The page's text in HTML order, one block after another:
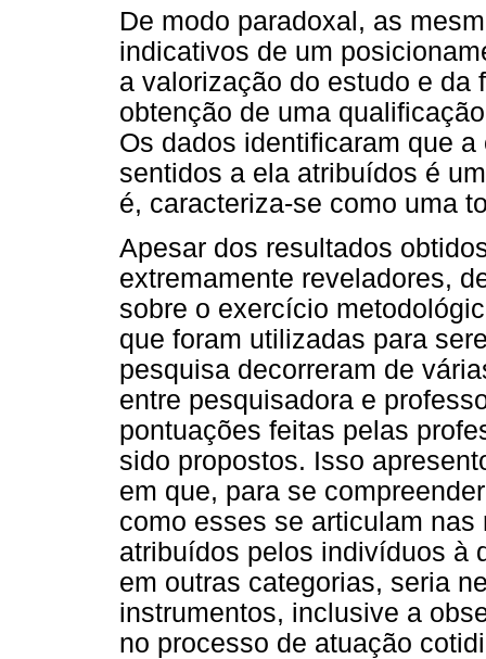
De modo paradoxal, as
indicativos de um
a valorização do estudo e da
obtenção de uma
Os dados identificaram que
sentidos a ela atribuídos é
é, caracteriza-se como uma
Apesar dos resultados
extremamente reveladores,
sobre o exercício
que foram utilizadas para
pesquisa decorreram de
entre pesquisadora e
pontuações feitas pelas
sido propostos. Isso
em que, para se
como esses se articulam
atribuídos pelos indivíduos à
em outras categorias, seria
instrumentos, inclusive a
no processo de atuação